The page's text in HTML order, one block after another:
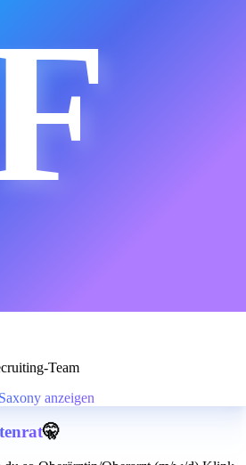
Team
anzeigen
🤫